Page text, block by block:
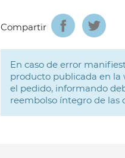
Compartir
En caso de error
producto publicada en la
el pedido, informando
reembolso íntegro de las